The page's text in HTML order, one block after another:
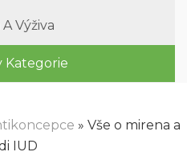
Výživa
Kategorie
» Vše o mirena a
IUD